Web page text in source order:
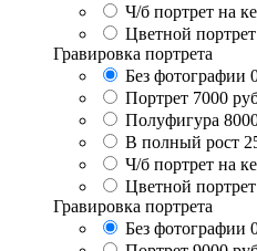
Ч/б портрет на
Цветной
Гравировка портрета
Без фотографии
Портрет 7000
Полуфигура
В полный рост
Ч/б портрет на
Цветной
Гравировка портрета
Без фотографии